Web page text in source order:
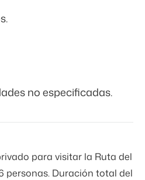
no especificadas.
para visitar la Ruta del
personas. Duración total del